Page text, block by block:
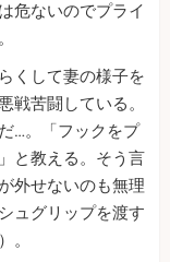
危ないのでプライ
くして妻の様子を
戦苦闘している。
…。「フックをプ
と教える。そう言
外せないのも無理
ュグリップを渡す
。